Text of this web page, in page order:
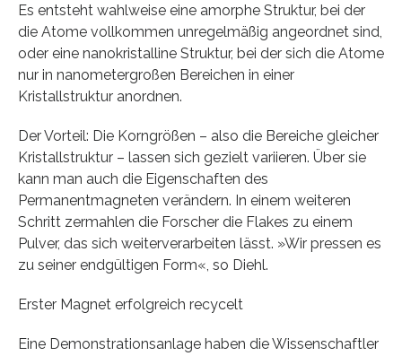
Es entsteht wahlweise eine amorphe Struktur, bei der
die Atome vollkommen unregelmäßig angeordnet sind,
oder eine nanokristalline Struktur, bei der sich die Atome
nur in nanometergroßen Bereichen in einer
Kristallstruktur anordnen.
Der Vorteil: Die Korngrößen – also die Bereiche gleicher
Kristallstruktur – lassen sich gezielt variieren. Über sie
kann man auch die Eigenschaften des
Permanentmagneten verändern. In einem weiteren
Schritt zermahlen die Forscher die Flakes zu einem
Pulver, das sich weiterverarbeiten lässt. »Wir pressen es
zu seiner endgültigen Form«, so Diehl.
Erster Magnet erfolgreich recycelt
Eine Demonstrationsanlage haben die Wissenschaftler